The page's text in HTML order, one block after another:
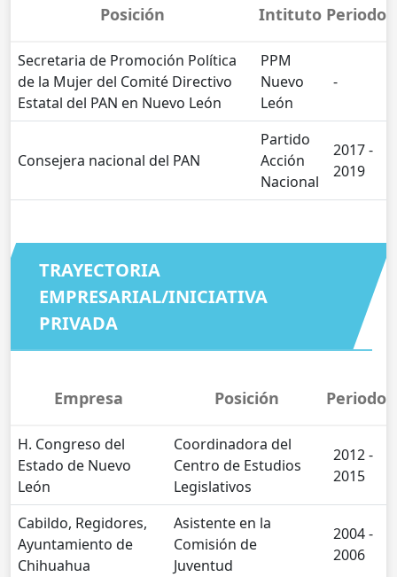
Posición Intituto Periodo
Secretaria de Promoción Política
de la Mujer del Comité Directivo
Estatal del PAN en Nuevo León
PPM
Nuevo
León
-
Consejera nacional del PAN
Partido
Acción
Nacional
2017 -
2019
TRAYECTORIA
EMPRESARIAL/INICIATIVA
PRIVADA
Empresa Posición Periodo
H. Congreso del
Estado de Nuevo
León
Coordinadora del
Centro de Estudios
Legislativos
2012 -
2015
Cabildo, Regidores,
Ayuntamiento de
Chihuahua
Asistente en la
Comisión de
Juventud
2004 -
2006